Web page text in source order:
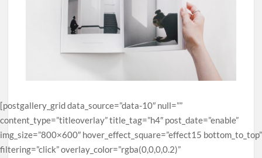
[postgallery_grid data_source=”data-10″ null=””
content_type=”titleoverlay” title_tag=”h4″ post_date=”enable”
img_size=”800×600″ hover_effect_square=”effect15 bottom_to_top”
filtering=”click” overlay_color=”rgba(0,0,0,0.2)”